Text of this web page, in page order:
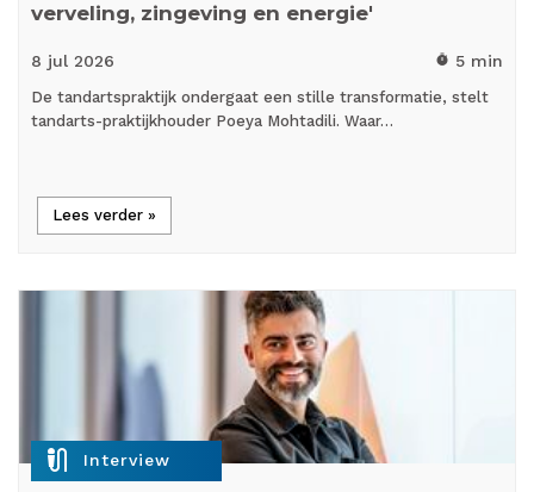
verveling, zingeving en energie'
8 jul 2026 timer 5 min
De tandartspraktijk ondergaat een stille transformatie, stelt
tandarts-praktijkhouder Poeya Mohtadili. Waar…
Lees verder »
mic_external_on Interview